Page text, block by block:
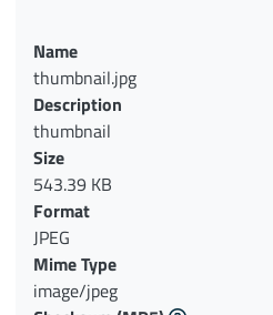
Name
thumbnail.jpg
Description
thumbnail
Size
543.39 KB
Format
JPEG
Mime Type
image/jpeg